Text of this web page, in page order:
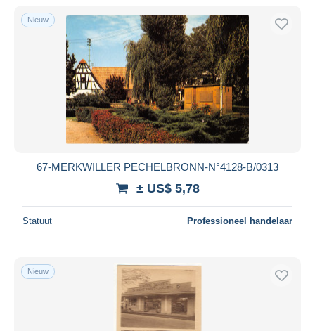
Alleen met korting
Gratis levering
Betaalmiddelen
PayPal
Bankoverschrijving
Visa
Mastercard
iDeal
Nieuw
67-MERKWILLER PECHELBRONN-N°4128-B/0313
± US$ 5,78
Statuut Professioneel handelaar
Nieuw